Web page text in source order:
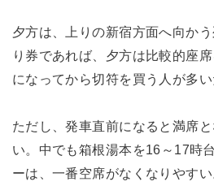
夕方は、上りの新宿方面へ向か
り券であれば、夕方は比較的座
になってから切符を買う人が多い
ただし、発車直前になると満席
い。中でも箱根湯本を16～17時
ーは、一番空席がなくなりやすい